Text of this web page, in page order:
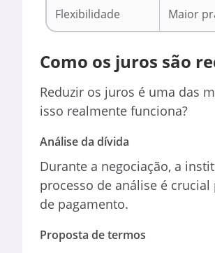
Flexibilidade Maior
Como os juros são
Reduzir os juros é uma das
isso realmente funciona?
Análise da dívida
Durante a negociação, a
processo de análise é
de pagamento.
Proposta de termos